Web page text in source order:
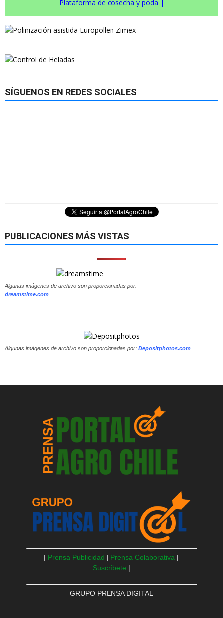
Plataforma de cosecha y poda |
SÍGUENOS EN REDES SOCIALES
PUBLICACIONES MÁS VISTAS
Algunas imágenes de archivo son proporcionadas por:
dreamstime.com
Algunas imágenes de archivo son proporcionadas por: Depositphotos.com
| Prensa Publicidad | Prensa Colaborativa |
Suscríbete |
GRUPO PRENSA DIGITAL